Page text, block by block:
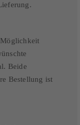
Möglichkeit
Beide
Bestellung ist